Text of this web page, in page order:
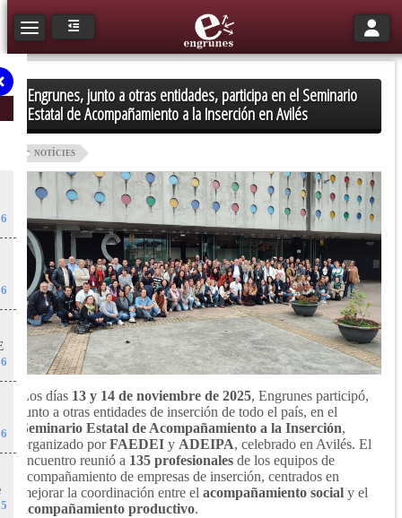
Toggle navigation Toggle
Engrunes, junto a otras entidades, participa en el Seminario
Estatal de Acompañamiento a la Inserción en Avilés
NOTÍCIES
Los días 13 y 14 de noviembre de 2025, Engrunes participó,
junto a otras entidades de inserción de todo el país, en el
Seminario Estatal de Acompañamiento a la Inserción,
organizado porFAEDEI y ADEIPA, celebrado en Avilés. El
encuentro reunió a 135 profesionales de los equipos de
acompañamiento de empresas de inserción, centrados en
mejorar la coordinación entre el acompañamiento social y el
acompañamiento productivo.